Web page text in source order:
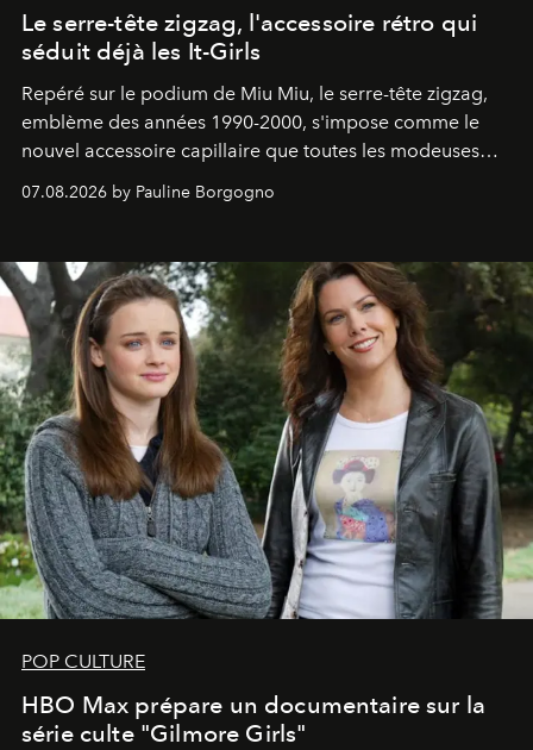
Le serre-tête zigzag, l'accessoire rétro qui
séduit déjà les It-Girls
Repéré sur le podium de Miu Miu, le serre-tête zigzag,
emblème des années 1990-2000, s'impose comme le
nouvel accessoire capillaire que toutes les modeuses
s'arrachent déjà.
07.08.2026 by Pauline Borgogno
POP CULTURE
HBO Max prépare un documentaire sur la
série culte "Gilmore Girls"